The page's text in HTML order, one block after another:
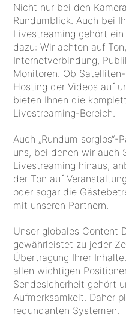
Nicht nur bei den
Rundumblick. Auch bei
Livestreaming gehört
dazu: Wir achten auf
Internetverbindung,
Monitoren. Ob
Hosting der Videos auf
bieten Ihnen die
Livestreaming-Bereich.
Auch „Rundum
uns, bei denen wir auch
Livestreaming hinaus,
der Ton auf
oder sogar die
mit unseren Partnern.
Unser globales Content
gewährleistet zu jeder
Übertragung Ihrer
allen wichtigen
Sendesicherheit gehört
Aufmerksamkeit. Daher
redundanten Systemen.